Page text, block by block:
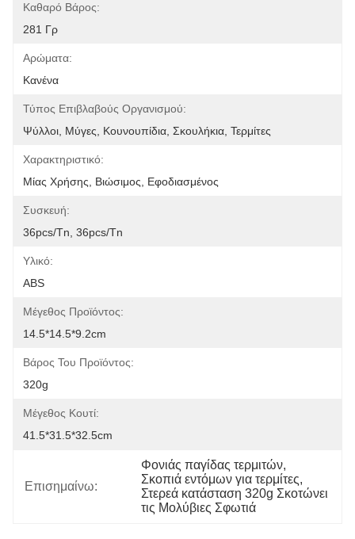
Καθαρό Βάρος:
281 Γρ
Αρώματα:
Κανένα
Τύπος Επιβλαβούς Οργανισμού:
Ψύλλοι, Μύγες, Κουνουπίδια, Σκουλήκια, Τερμίτες
Χαρακτηριστικό:
Μίας Χρήσης, Βιώσιμος, Εφοδιασμένος
Συσκευή:
36pcs/tn, 36pcs/tn
Υλικό:
ABS
Μέγεθος Προϊόντος:
14.5*14.5*9.2cm
Βάρος Του Προϊόντος:
320g
Μέγεθος Κουτί:
41.5*31.5*32.5cm
Επισημαίνω:
Φονιάς παγίδας τερμιτών,
Σκοπιά εντόμων για τερμίτες,
Στερεά κατάσταση 320g Σκοτώνει
τις Μολύβιες Σφωτιά